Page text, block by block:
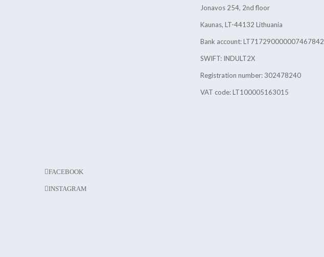
Jonavos 254, 2nd floor
Kaunas, LT-44132 Lithuania
Bank account: LT717290000007467842
SWIFT: INDULT2X
Registration number: 302478240
VAT code: LT100005163015
FACEBOOK
INSTAGRAM